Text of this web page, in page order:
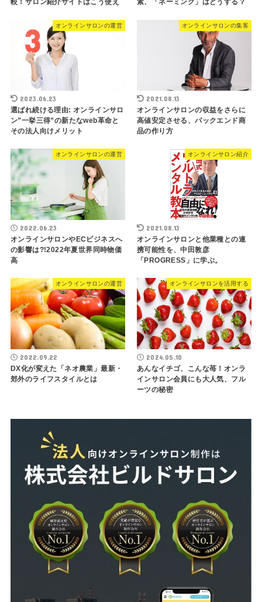
較！サロン紹介サイトはこう使え 素、「ネーミング」はどうする？
オンラインサロンの運営
2023.06.23
選ばれ続ける理由: オンラインサロ
ン”一挙三得”の新たなweb革命と
その法人向けメリット
オンラインサロンの集客
2021.08.13
オンラインサロンの収益をさらに
高値安定させる、バックエンド商
品の作り方
オンラインサロンの運営
2022.06.23
オンラインサロンやECビジネスへ
の影響は?!2022年夏世界同時物価
高
オンラインサロン紹介
2021.08.13
オンラインサロンと他業種との連
携可能性を、中田敦彦
「PROGRESS」に学ぶ。
オンラインサロンの運営
2022.09.22
DX化が変えた「ネオ農業」最新・
郊外のライフスタイルとは
オンラインサロンを活用する
2024.05.10
あんなイチゴ、こんな苺！オンラ
インサロン会員にも大人気、フル
ーツの秘密